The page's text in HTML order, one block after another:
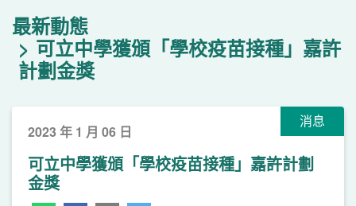
最新動態
可立中學獲頒「學校疫苗接種」嘉許
計劃金獎
消息
2023 年 1 月 06 日
可立中學獲頒「學校疫苗接種」嘉許計劃
金獎